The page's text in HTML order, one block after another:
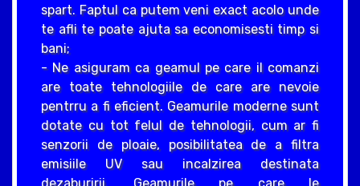
spart. Faptul ca putem veni exact acolo unde
te afli te poate ajuta sa economisesti timp si
bani;
- Ne asiguram ca geamul pe care il comanzi
are toate tehnologiile de care are nevoie
pentrru a fi eficient. Geamurile moderne sunt
dotate cu tot felul de tehnologii, cum ar fi
senzorii de ploaie, posibilitatea de a filtra
emisiile UV sau incalzirea destinata